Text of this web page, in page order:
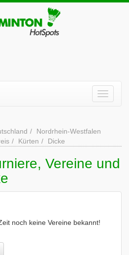
Nordrhein-Westfalen
Kürten Dicke
Vereine und
noch keine Vereine bekannt!